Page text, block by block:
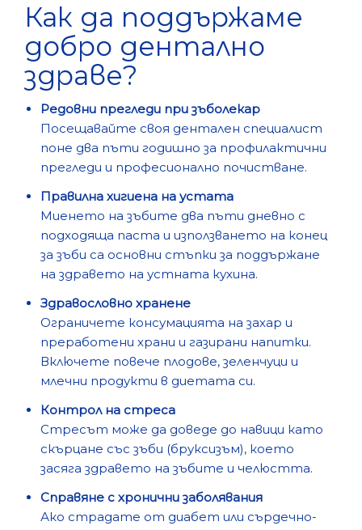
Как да поддържаме
добро дентално
здраве?
Редовни прегледи при зъболекар
Посещавайте своя дентален специалист
поне два пъти годишно за профилактични
прегледи и професионално почистване.
Правилна хигиена на устата
Миенето на зъбите два пъти дневно с
подходяща паста и използването на конец
за зъби са основни стъпки за поддържане
на здравето на устната кухина.
Здравословно хранене
Ограничете консумацията на захар и
преработени храни и газирани напитки.
Включете повече плодове, зеленчуци и
млечни продукти в диетата си.
Контрол на стреса
Стресът може да доведе до навици като
скърцане със зъби (бруксизъм), което
засяга здравето на зъбите и челюстта.
Справяне с хронични заболявания
Ако страдате от диабет или сърдечно-